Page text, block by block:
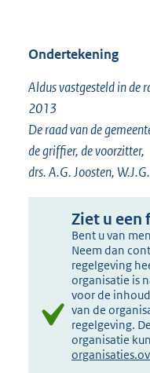
Ondertekening
Aldus vastgesteld in de
2013
De raad van de
de griffier, de voorzitter,
drs. A.G. Joosten,
Ziet u een
Bent u van
Neem dan
regelgeving
organisatie is
voor de
van de
regelgeving.
organisatie